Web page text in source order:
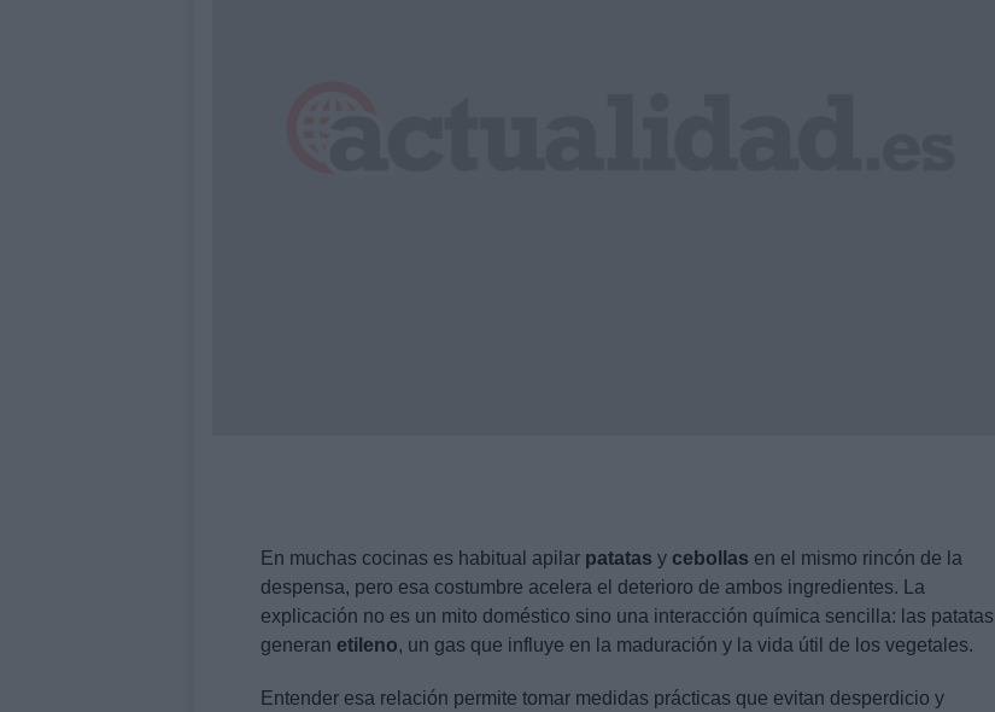
En muchas cocinas es habitual apilar patatas y cebollas en el mismo rincón de la
despensa, pero esa costumbre acelera el deterioro de ambos ingredientes. La
explicación no es un mito doméstico sino una interacción química sencilla: las patatas
generan etileno, un gas que influye en la maduración y la vida útil de los vegetales.
Entender esa relación permite tomar medidas prácticas que evitan desperdicio y